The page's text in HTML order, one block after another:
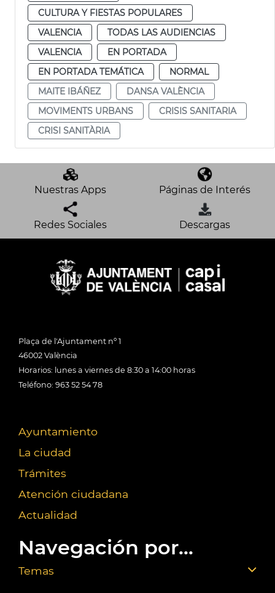
CULTURA Y FIESTAS POPULARES
VALENCIA
TODAS LAS AUDIENCIAS
VALENCIA
EN PORTADA
EN PORTADA TEMÁTICA
NORMAL
MAITE IBÁÑEZ
DANSA VALÈNCIA
MOVIMENTS URBANS
CRISIS SANITARIA
CRISI SANITÀRIA
Nuestras Apps Páginas de Interés
Redes Sociales Descargas
Plaça de l'Ajuntament nº 1
46002 València
Horarios: lunes a viernes de 8:30 a 14:00 horas
Teléfono: 963 52 54 78
Ayuntamiento
La ciudad
Trámites
Atención ciudadana
Actualidad
Navegación por...
Temas